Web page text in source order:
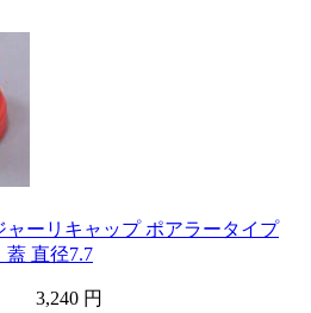
ャーリキャップ ポアラータイプ
蓋 直径7.7
3,240 円